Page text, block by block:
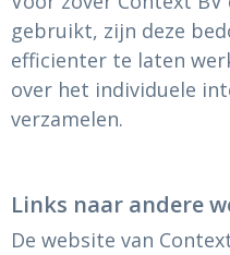
gebruikt, zijn deze
efficienter te laten
over het individuele
verzamelen.
Links naar andere
De website van